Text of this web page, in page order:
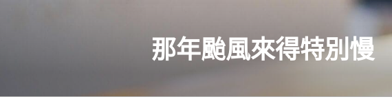
那年颱風來得特別慢